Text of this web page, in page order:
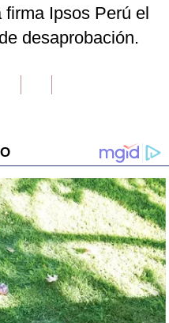
Ipsos Perú el
desaprobación.